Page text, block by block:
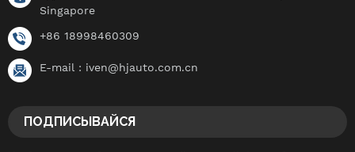
Singapore
+86 18998460309
E-mail : iven@hjauto.com.cn
ПОДПИСЫВАЙСЯ